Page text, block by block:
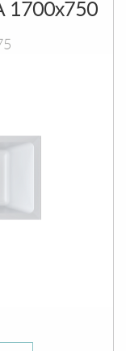
1700х750